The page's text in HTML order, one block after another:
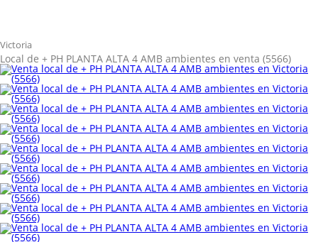
Victoria
Local de + PH PLANTA ALTA 4 AMB ambientes en venta (5566)